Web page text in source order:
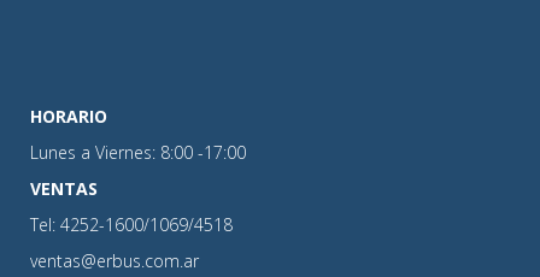
HORARIO
Lunes a Viernes: 8:00 -17:00
VENTAS
Tel: 4252-1600/1069/4518
ventas@erbus.com.ar